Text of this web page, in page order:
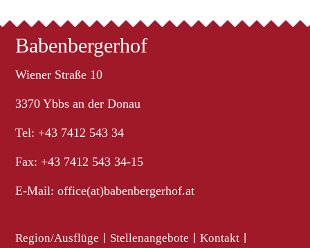
Babenbergerhof
Wiener Straße 10
3370 Ybbs an der Donau
Tel: +43 7412 543 34
Fax: +43 7412 543 34-15
E-Mail:office(at)babenbergerhof.at
Region/Ausflüge Stellenangebote Kontakt